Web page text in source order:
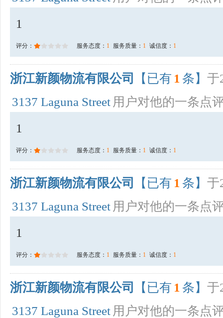
1
评分： 服务态度： 1 服务质量： 1 诚信度： 1
浙江新颜物流有限公司 【已有 1 条】 于
3137 Laguna Street 用户对他的一条点
1
评分： 服务态度： 1 服务质量： 1 诚信度： 1
浙江新颜物流有限公司 【已有 1 条】 于
3137 Laguna Street 用户对他的一条点
1
评分： 服务态度： 1 服务质量： 1 诚信度： 1
浙江新颜物流有限公司 【已有 1 条】 于
3137 Laguna Street 用户对他的一条点